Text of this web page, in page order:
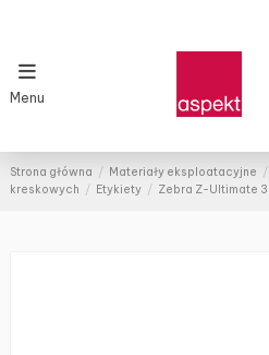
Menu
Strona główna Materiały eksploatacyjne
kreskowych
Etykiety Zebra Z-Ultimate